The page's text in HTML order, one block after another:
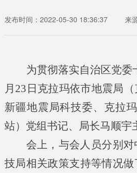
发布时间：2022-05-30 18:36:37 来
为贯彻落实自治区党
月23日克拉玛依市地震局
新疆地震局科技委、克拉
站）党组书记、局长马顺宇
会上，与会人员分别
技局相关政策支持等情况